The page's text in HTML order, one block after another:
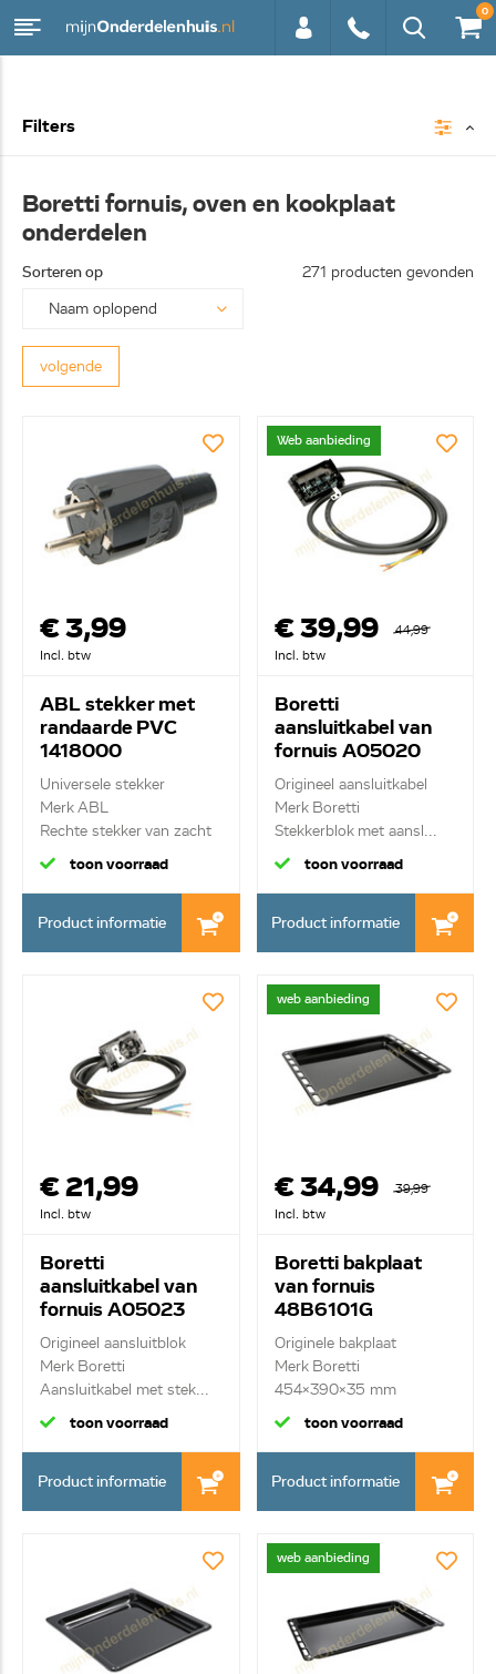
0
Filters
Boretti fornuis, oven en kookplaat
onderdelen
Sorteren op 271 producten gevonden
volgende
€ 3,99
Incl. btw
ABL stekker met
randaarde PVC
1418000
Universele stekker
Merk ABL
Rechte stekker van zacht
PVC m...
toon voorraad
Product informatie
Web aanbieding
€ 39,99
44,99
Incl. btw
Boretti
aansluitkabel van
fornuis A05020
Origineel aansluitkabel
Merk Boretti
Stekkerblok met aansl...
toon voorraad
Product informatie
€ 21,99
Incl. btw
Boretti
aansluitkabel van
fornuis A05023
Origineel aansluitblok
Merk Boretti
Aansluitkabel met stek...
toon voorraad
Product informatie
web aanbieding
€ 34,99
39,99
Incl. btw
Boretti bakplaat
van fornuis
48B6101G
Originele bakplaat
Merk Boretti
454x390x35 mm
toon voorraad
Product informatie
web aanbieding